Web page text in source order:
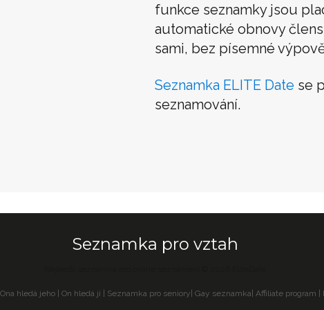
funkce seznamky jsou
automatické obnovy
sami, bez písemné
Seznamka ELITE Date se
seznamování.
Seznamka pro vztah
Ona hledá jeho| On hledá ji | Seznamka pro seniory| Gay seznamka| Affiliate program |